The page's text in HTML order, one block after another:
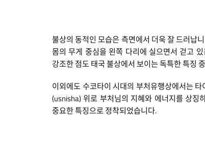
불상의 동적인 모습은 측면에서 더욱 잘 드러납
몸의 무게 중심을 왼쪽 다리에 실으면서 걷고
강조한 점도 태국 불상에서 보이는 독특한 특징
이외에도 수코타이 시대의 부처유행상에서는
(usnisha) 위로 부처님의 지혜와 에너지를 상징
중요한 특징으로 정착되었습니다.